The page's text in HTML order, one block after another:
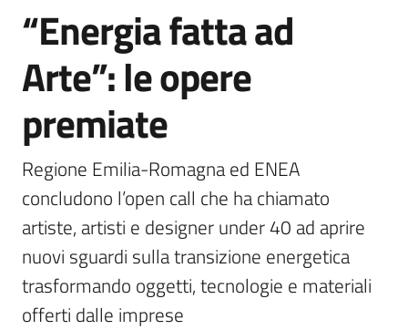
Novità
Leggi
Atti
Bandi
Piani
Programmi
Progetti
Salta al contenuto
“Energia fatta ad
Arte”: le opere
premiate
Regione Emilia-Romagna ed ENEA
concludono l’open call che ha chiamato
artiste, artisti e designer under 40 ad aprire
nuovi sguardi sulla transizione energetica
trasformando oggetti, tecnologie e materiali
offerti dalle imprese